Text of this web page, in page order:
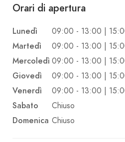
Orari di apertura
Lunedì
09:00 - 13:00 |
Martedì
09:00 - 13:00 |
Mercoledì 09:00 - 13:00 |
Giovedì
09:00 - 13:00 |
Venerdì
09:00 - 13:00 |
Sabato
Chiuso
Domenica Chiuso